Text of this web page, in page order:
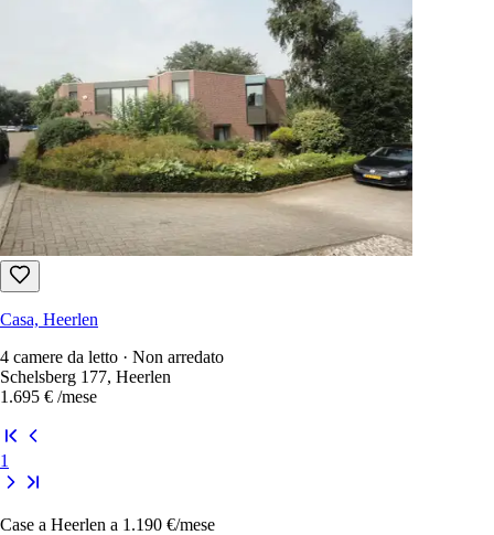
Casa, Heerlen
4 camere da letto · Non arredato
Schelsberg 177, Heerlen
1.695 € /mese
1
Case a Heerlen a 1.190 €/mese